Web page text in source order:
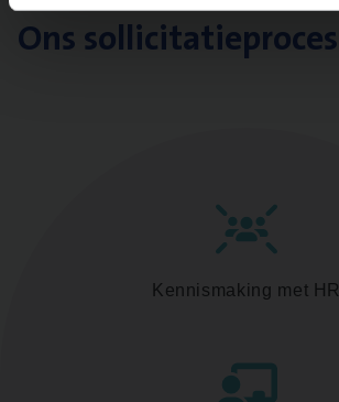
Ons sollicitatieproces
Kennismaking met HR